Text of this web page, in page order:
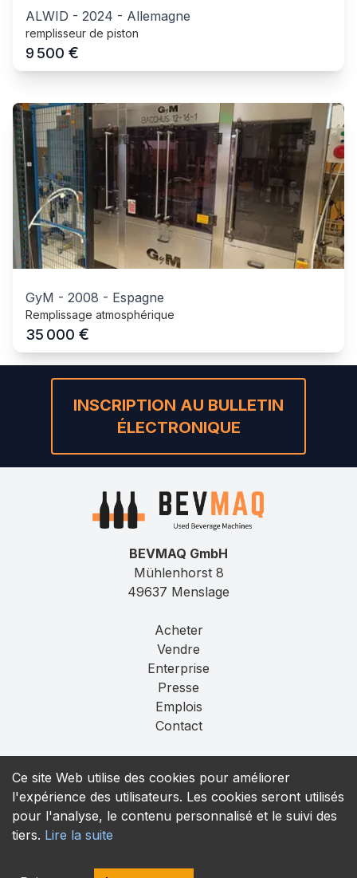
ALWID - 2024 - Allemagne
remplisseur de piston
9 500 €
GyM - 2008 - Espagne
Remplissage atmosphérique
35 000 €
Ce site Web utilise des cookies pour améliorer
l'expérience des utilisateurs. Les cookies seront utilisés
pour l'analyse, le contenu personnalisé et le suivi des
tiers. Lire la suite
INSCRIPTION AU BULLETIN
ÉLECTRONIQUE
BEVMAQ GmbH
Mühlenhorst 8
49637 Menslage
Acheter
Vendre
Enterprise
Presse
Emplois
Contact
Confidentialité
T&C
contact@bevmaq.com